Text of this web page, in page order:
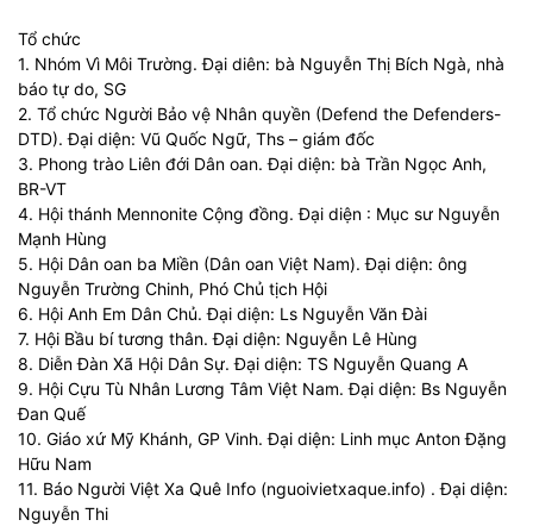
Tổ chức
1. Nhóm Vì Môi Trường. Đại diên: bà Nguyễn Thị Bích Ngà, nhà
báo tự do, SG
2. Tổ chức Người Bảo vệ Nhân quyền (Defend the Defenders-
DTD). Đại diện: Vũ Quốc Ngữ, Ths – giám đốc
3. Phong trào Liên đới Dân oan. Đại diện: bà Trần Ngọc Anh,
BR-VT
4. Hội thánh Mennonite Cộng đồng. Đại diện : Mục sư Nguyễn
Mạnh Hùng
5. Hội Dân oan ba Miền (Dân oan Việt Nam). Đại diện: ông
Nguyễn Trường Chinh, Phó Chủ tịch Hội
6. Hội Anh Em Dân Chủ. Đại diện: Ls Nguyễn Văn Đài
7. Hội Bầu bí tương thân. Đại diện: Nguyễn Lê Hùng
8. Diễn Đàn Xã Hội Dân Sự. Đại diện: TS Nguyễn Quang A
9. Hội Cựu Tù Nhân Lương Tâm Việt Nam. Đại diện: Bs Nguyễn
Đan Quế
10. Giáo xứ Mỹ Khánh, GP Vinh. Đại diện: Linh mục Anton Đặng
Hữu Nam
11. Báo Người Việt Xa Quê Info (nguoivietxaque.info) . Đại diện:
Nguyễn Thi